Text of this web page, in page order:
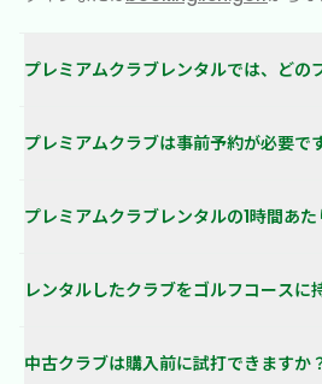
プレミアムクラブレンタルでは、どの
プレミアムクラブは事前予約が必要で
プレミアムクラブレンタルの1時間あた
レンタルしたクラブをゴルフコースに
中古クラブは購入前に試打できますか